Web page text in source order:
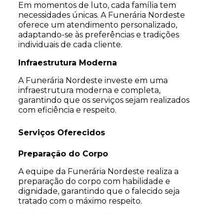
Em momentos de luto, cada família tem
necessidades únicas. A Funerária Nordeste
oferece um atendimento personalizado,
adaptando-se às preferências e tradições
individuais de cada cliente.
Infraestrutura Moderna
A Funerária Nordeste investe em uma
infraestrutura moderna e completa,
garantindo que os serviços sejam realizados
com eficiência e respeito.
Serviços Oferecidos
Preparação do Corpo
A equipe da Funerária Nordeste realiza a
preparação do corpo com habilidade e
dignidade, garantindo que o falecido seja
tratado com o máximo respeito.